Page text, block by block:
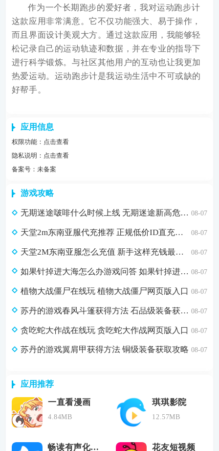
作为一个长期跑步的爱好者，我对运动跑步计
这款应用非常满意。它不仅功能强大、易于操作，
而且界面设计美观大方。通过这款应用，我能够轻
松记录自己的运动轨迹和数据，并在专业的指导下
进行科学锻炼。与社区其他用户的互动也让我更加
热爱运动。运动跑步计是我运动生活中不可或缺的
好帮手。
应用信息
权限功能： 点击查看
隐私说明： 点击查看
备案号：未备案
游戏攻略
无期迷途啵啡什么时候上线 无期迷途新高危角色上线时间介绍 08-07
天堂2m东南亚服代充推荐 正规低价ID直充入口 08-07
天堂2M东南亚服怎么充值 新手这样充钱最简单 08-07
如果针掉进大海怎么办游戏问答 如果针掉进大海怎么办脑筋急转弯答案 08-07
植物大战僵尸在线玩 植物大战僵尸网页版入口 08-07
苏丹的游戏春风斗篷获得方法 石品级装备获取攻略 08-07
贪吃蛇大作战在线玩 贪吃蛇大作战网页版入口 08-07
苏丹的游戏翼肩甲获得方法 铜级装备获取攻略 08-07
应用推荐
一直看漫画
4.84MB
琪琪影院
12.57MB
畅读有声化平台 花友短视频